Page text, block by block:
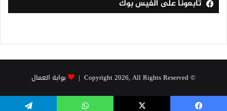
تابعونا على الفيس بوك
© Copyright 2026, All Rights Reserved | بوابة العمال